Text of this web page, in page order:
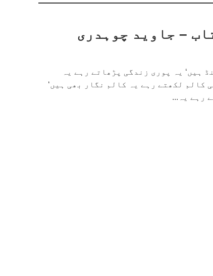
– جاوید چوہدری
ہیں‘ یہ پوری زندگی پڑھاتے رہے یہ
کالم لکھتے رہے یہ کالم نگار بھی ہیں‘
رہے یہ...